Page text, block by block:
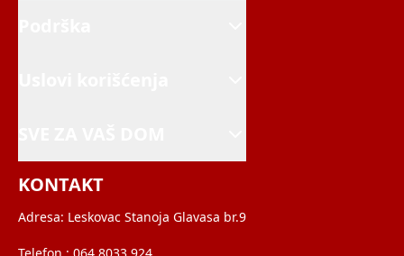
KONTAKT
Adresa: Leskovac Stanoja Glavasa br.9